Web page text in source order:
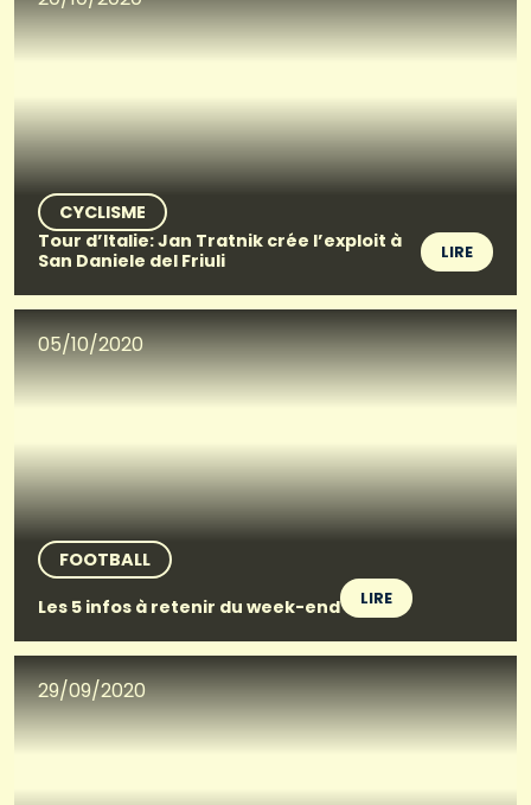
CYCLISME
Tour d’Italie: Jan Tratnik crée l’exploit à
San Daniele del Friuli
LIRE
05/10/2020
FOOTBALL
Les 5 infos à retenir du week-end
LIRE
29/09/2020